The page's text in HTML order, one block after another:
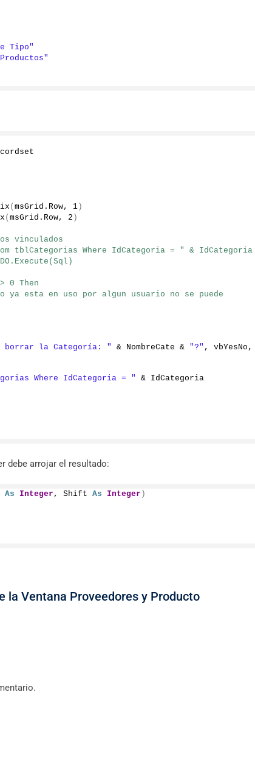
Tipo"
( msGrid. Row, 1 )
( msGrid. Row, 2 )
vinculados
tblCategorias Where IdCategoria = " & IdCategoria
0 Then
ya esta en uso por algun usuario no se puede
borrar la Categoría: " & NombreCate & "?"
Where IdCategoria = "
& IdCategoria
debe arrojar el resultado:
As Integer , Shift As Integer )
la Ventana Proveedores y Producto